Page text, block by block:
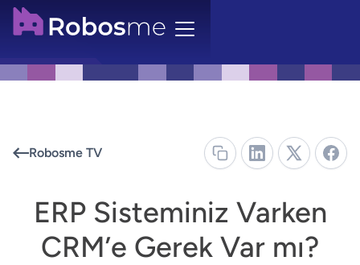
Robosme TV
ERP Sisteminiz Varken
CRM’e Gerek Var mı?